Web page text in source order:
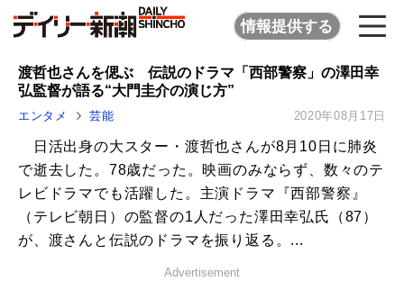
情報提供する
渡哲也さんを偲ぶ 伝説のドラマ「西部警察」の澤田幸
弘監督が語る“大門圭介の演じ方”
エンタメ 芸能 2020年08月17日
日活出身の大スター・渡哲也さんが8月10日に肺炎
で逝去した。78歳だった。映画のみならず、数々のテ
レビドラマでも活躍した。主演ドラマ『西部警察』
（テレビ朝日）の監督の1人だった澤田幸弘氏（87）
が、渡さんと伝説のドラマを振り返る。...
Advertisement